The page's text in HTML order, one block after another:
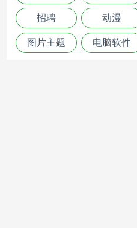
招聘 动漫
图片主题 电脑软件